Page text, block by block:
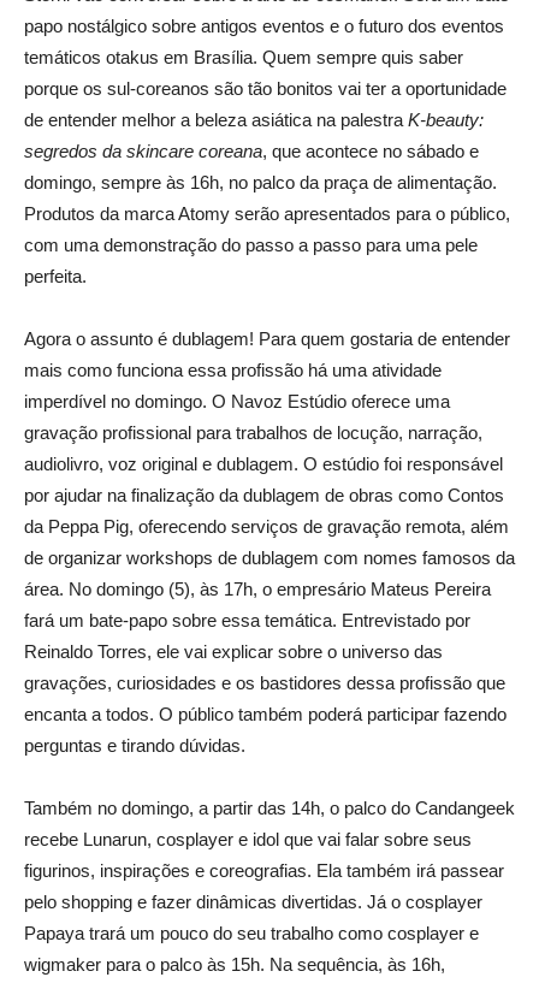
papo nostálgico sobre antigos eventos e o futuro dos eventos
temáticos otakus em Brasília. Quem sempre quis saber
porque os sul-coreanos são tão bonitos vai ter a oportunidade
de entender melhor a beleza asiática na palestra K-beauty:
segredos da skincare coreana, que acontece no sábado e
domingo, sempre às 16h, no palco da praça de alimentação.
Produtos da marca Atomy serão apresentados para o público,
com uma demonstração do passo a passo para uma pele
perfeita.
Agora o assunto é dublagem! Para quem gostaria de entender
mais como funciona essa profissão há uma atividade
imperdível no domingo. O Navoz Estúdio oferece uma
gravação profissional para trabalhos de locução, narração,
audiolivro, voz original e dublagem. O estúdio foi responsável
por ajudar na finalização da dublagem de obras como Contos
da Peppa Pig, oferecendo serviços de gravação remota, além
de organizar workshops de dublagem com nomes famosos da
área. No domingo (5), às 17h, o empresário Mateus Pereira
fará um bate-papo sobre essa temática. Entrevistado por
Reinaldo Torres, ele vai explicar sobre o universo das
gravações, curiosidades e os bastidores dessa profissão que
encanta a todos. O público também poderá participar fazendo
perguntas e tirando dúvidas.
Também no domingo, a partir das 14h, o palco do Candangeek
recebe Lunarun, cosplayer e idol que vai falar sobre seus
figurinos, inspirações e coreografias. Ela também irá passear
pelo shopping e fazer dinâmicas divertidas. Já o cosplayer
Papaya trará um pouco do seu trabalho como cosplayer e
wigmaker para o palco às 15h. Na sequência, às 16h,